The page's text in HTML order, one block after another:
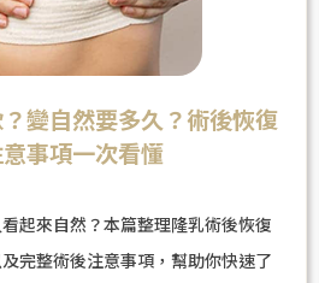
變自然要多久？術後恢復
事項一次看懂
起來自然？本篇整理隆乳術後恢復
完整術後注意事項，幫助你快速了